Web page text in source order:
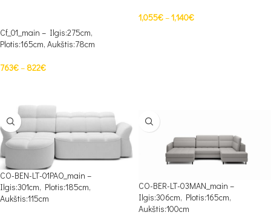
Cf_01_main – Ilgis:275cm,
Plotis:165cm, Aukštis:78cm
763€– 822€
1,055€–1,140€
CO-BEN-LT-01PAO_main –
Ilgis:301cm, Plotis:185cm,
Aukštis:115cm
CO-BER-LT-03MAN_main –
Ilgis:306cm, Plotis:165cm,
Aukštis:100cm